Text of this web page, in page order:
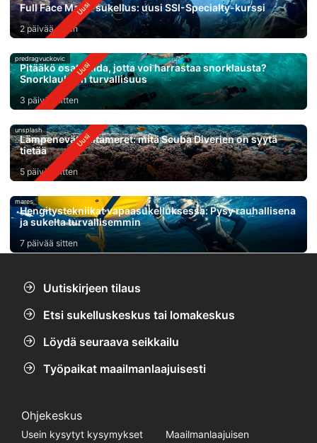
Full Face Mask-sukellus: uusi SSI-Specialty-kurssi
2 päivää sitten
predragvuckovic
Pitääkö osata uida, jotta voi harrastaa snorklausta?
Snorklauksen turvallisuus
3 päivää sitten
unsplash
Lämpenevät valtameret: mitä Scuba Diverien on syytä
tietää
5 päivää sitten
mares
Hengitystekniikat vapaasukelluksessa: Pysy rauhallisena
ja sukelta turvallisemmin
7 päivää sitten
Uutiskirjeen tilaus
Etsi sukelluskeskus tai lomakeskus
Löydä seuraava seikkailu
Työpaikat maailmanlaajuisesti
Ohjekeskus
Usein kysytyt kysymykset
Maailmanlaajuisen